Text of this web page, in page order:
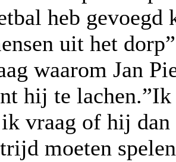
heb
uit het
waarom Jan
hij te lachen.”Ik
vraag of hij
moeten